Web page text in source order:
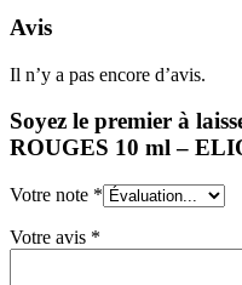
Avis
Il n’y a pas encore d’avis.
Soyez le premier à
ROUGES 10 ml –
Votre note *
Votre avis *